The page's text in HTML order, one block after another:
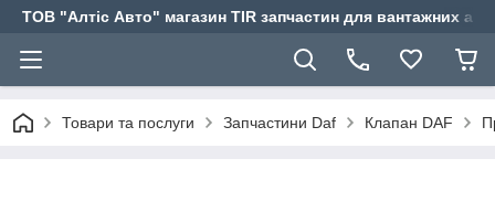
ТОВ "Алтіс Авто" магазин TIR запчастин для вантажних
Товари та послуги Запчастини Daf Клапан DAF